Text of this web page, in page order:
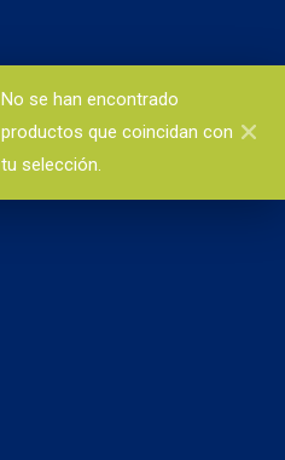
No se han encontrado
productos que coincidan con
tu selección.